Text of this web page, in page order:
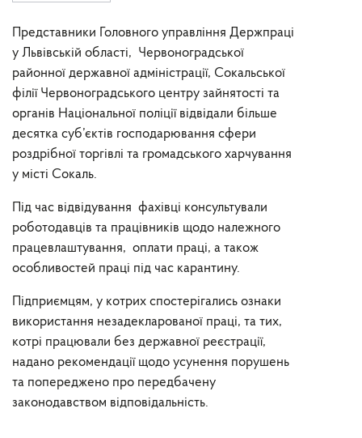
Представники Головного управління Держпраці
у Львівській області, Червоноградської
районної державної адміністрації, Сокальської
філії Червоноградського центру зайнятості та
органів Національної поліції відвідали більше
десятка суб’єктів господарювання сфери
роздрібної торгівлі та громадського харчування
у місті Сокаль.
Під час відвідування фахівці консультували
роботодавців та працівників щодо належного
працевлаштування, оплати праці, а також
особливостей праці під час карантину.
Підприємцям, у котрих спостерігались ознаки
використання незадекларованої праці, та тих,
котрі працювали без державної реєстрації,
надано рекомендації щодо усунення порушень
та попереджено про передбачену
законодавством відповідальність.